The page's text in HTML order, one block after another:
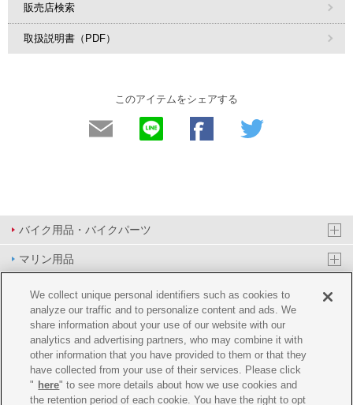
販売店検索
取扱説明書（PDF）
このアイテムをシェアする
バイク用品・バイクパーツ
マリン用品
PAS/YPJ用品
その他用品
イベント&エンターテイメント
オンラインショップ
We collect unique personal identifiers such as cookies to
analyze our traffic and to personalize content and ads. We
share information about your use of our website with our
analytics and advertising partners, who may combine it with
other information that you have provided to them or that they
have collected from your use of their services. Please click
" here" to see more details about how we use cookies and
the retention period of each cookie. You have the right to opt